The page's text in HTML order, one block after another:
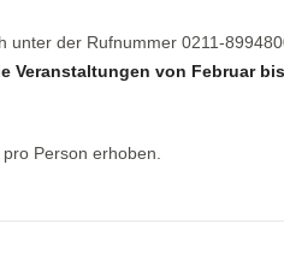
unter der Rufnummer 0211-
Veranstaltungen von Februar bis
Person erhoben.